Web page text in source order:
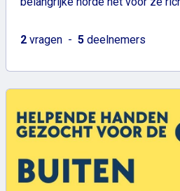
2 vragen 5 deelnemers